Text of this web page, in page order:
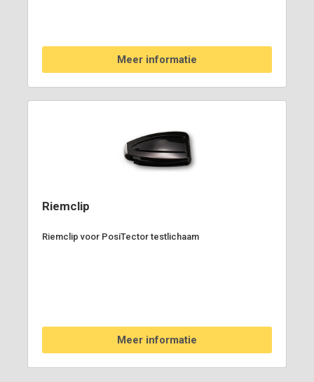
Meer informatie
Riemclip
Riemclip voor PosiTector testlichaam
Meer informatie